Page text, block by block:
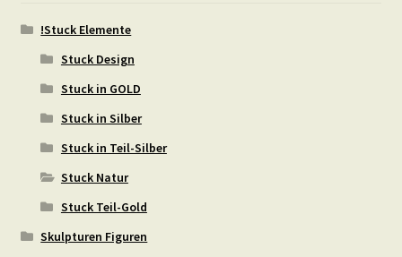
!Stuck Elemente
Stuck Design
Stuck in GOLD
Stuck in Silber
Stuck in Teil-Silber
Stuck Natur
Stuck Teil-Gold
Skulpturen Figuren